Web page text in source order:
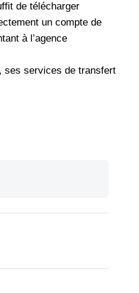
de télécharger
un compte de
à l’agence
ses services de transfert